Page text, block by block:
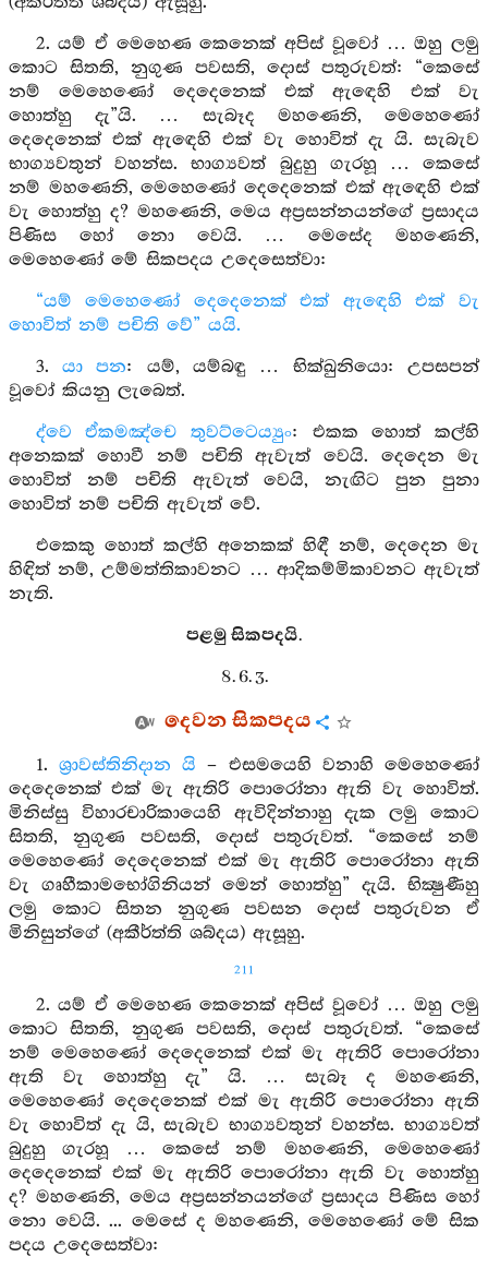
2. යම් ඒ මෙහෙණ කෙනෙක් අපිස් වූවෝ … ඔහු ලමු
කොට සිතති, නුගුණ පවසති, දොස් පතුරුවත්: “කෙසේ
නම් මෙහෙණෝ දෙදෙනෙක් එක් ඇඳෙහි එක් වැ
හොත්හු දැ”යි. … සැබෑද මහණෙනි, මෙහෙණෝ
දෙදෙනෙක් එක් ඇඳෙහි එක් වැ හොවිත් දැ යි. සැබැව
භාග්‍යවතුන් වහන්ස. භාග්‍යවත් බුදුහු ගැරහූ … කෙසේ
නම් මහණෙනි, මෙහෙණෝ දෙදෙනෙක් එක් ඇඳෙහි එක්
වැ හොත්හු ද? මහණෙනි, මෙය අප්‍රසන්නයන්ගේ ප්‍රසාදය
පිණිස හෝ නො වෙයි. … මෙසේද මහණෙනි,
මෙහෙණෝ මේ සිකපදය උදෙසෙත්වා:
“යම් මෙහෙණෝ දෙදෙනෙක් එක් ඇඳෙහි එක් වැ
හොවිත් නම් පචිති වේ” යයි.
3. යා පන: යම්, යම්බඳු … භික්ඛුනියො: උපසපන්
වූවෝ කියනු ලැබෙත්.
ද්වෙ ඒකමඤ්චෙ තුවට්ටෙය්‍යුං: එකක හොත් කල්හි
අනෙකක් හොවී නම් පචිති ඇවැත් වෙයි. දෙදෙන මැ
හොවිත් නම් පචිති ඇවැත් වෙයි, නැඟිට පුන පුනා
හොවිත් නම් පචිති ඇවැත් වේ.
එකෙකු හොත් කල්හි අනෙකක් හිඳී නම්, දෙදෙන මැ
හිඳිත් නම්, උම්මත්තිකාවනට … ආදිකම්මිකාවනට ඇවැත්
නැති.
පළමු සිකපදයි.
8. 6. 3.
දෙවන සිකපදය
1. ශ්‍රාවස්තිනිදාන යි – එසමයෙහි වනාහි මෙහෙණෝ
දෙදෙනෙක් එක් මැ ඇතිරි පොරෝනා ඇති වැ හොවිත්.
මිනිස්සු විහාරචාරිකායෙහි ඇවිදින්නාහු දැක ලමු කොට
සිතති, නුගුණ පවසති, දොස් පතුරුවත්. “කෙසේ නම්
මෙහෙණෝ දෙදෙනෙක් එක් මැ ඇතිරි පොරෝනා ඇති
වැ ගෘහීකාමභෝගිනියන් මෙන් හොත්හු” දැයි. භික්‍ෂුණීහු
ලමු කොට සිතන නුගුණ පවසන දොස් පතුරුවන ඒ
මිනිසුන්ගේ (අකීර්ත්ති ශබ්දය) ඇසූහු.
211
2. යම් ඒ මෙහෙණ කෙනෙක් අපිස් වූවෝ … ඔහු ලමු
කොට සිතති, නුගුණ පවසති, දොස් පතුරුවත්. “කෙසේ
නම් මෙහෙණෝ දෙදෙනෙක් එක් මැ ඇතිරි පොරෝනා
ඇති වැ හොත්හු දැ” යි. … සැබෑ ද මහණෙනි,
මෙහෙණෝ දෙදෙනෙක් එක් මැ ඇතිරි පොරෝනා ඇති
වැ හොවිත් දැ යි, සැබැව භාග්‍යවතුන් වහන්ස. භාග්‍යවත්
බුදුහු ගැරහූ … කෙසේ නම් මහණෙනි, මෙහෙණෝ
දෙදෙනෙක් එක් මැ ඇතිරි පොරෝනා ඇති වැ හොත්හු
ද? මහණෙනි, මෙය අප්‍රසන්නයන්ගේ ප්‍රසාදය පිණිස හෝ
නො වෙයි. ... මෙසේ ද මහණෙනි, මෙහෙණෝ මේ සික
පදය උදෙසෙත්වා: